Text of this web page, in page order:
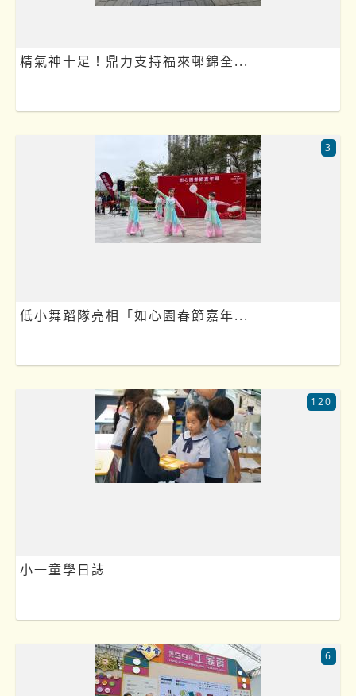
精氣神十足！鼎力支持福來邨錦全...
低小舞蹈隊亮相「如心園春節嘉年...
3
小一童學日誌
120
6